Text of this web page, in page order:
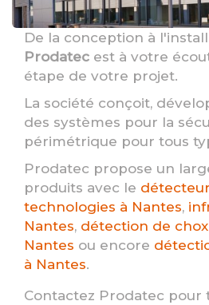
De la conception à
Prodatec est à votre
étape de votre projet.
La société conçoit,
des systèmes pour la
périmétrique pour tous
Prodatec propose un
produits avec le
technologies à Nantes,
Nantes, détection de
Nantes ou encore
à Nantes.
Contactez Prodatec pour